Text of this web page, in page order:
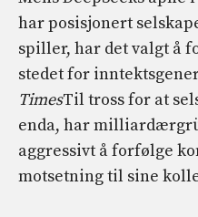
har posisjonert
spiller, har det valgt å
stedet for
TimesTil tross for at
enda, har
aggressivt å forfølge
motsetning til sine